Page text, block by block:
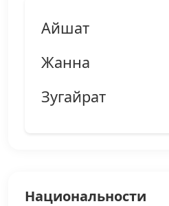
Айшат
Жанна
Зугайрат
Национальности